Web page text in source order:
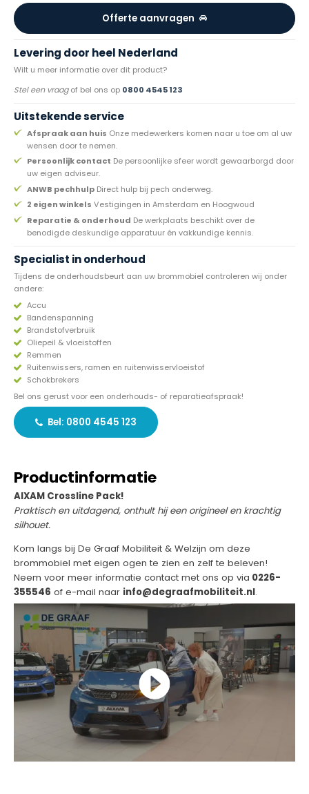
Offerte aanvragen
Levering door heel Nederland
Wilt u meer informatie over dit product?
Stel een vraagof bel ons op 0800 4545 123
Uitstekende service
Afspraak aan huis Onze medewerkers komen naar u toe om al uw
wensen door te nemen.
Persoonlijk contact De persoonlijke sfeer wordt gewaarborgd door
uw eigen adviseur.
ANWB pechhulp Direct hulp bij pech onderweg.
2 eigen winkels Vestigingen in Amsterdam en Hoogwoud
Reparatie & onderhoud De werkplaats beschikt over de
benodigde deskundige apparatuur én vakkundige kennis.
Specialist in onderhoud
Tijdens de onderhoudsbeurt aan uw brommobiel controleren wij onder
andere:
Accu
Bandenspanning
Brandstofverbruik
Oliepeil & vloeistoffen
Remmen
Ruitenwissers, ramen en ruitenwisservloeistof
Schokbrekers
Bel ons gerust voor een onderhouds- of reparatieafspraak!
Bel: 0800 4545 123
Productinformatie
AIXAM Crossline Pack!
Praktisch en uitdagend, onthult hij een origineel en krachtig
silhouet.
Kom langs bij De Graaf Mobiliteit & Welzijn om deze
brommobiel met eigen ogen te zien en zelf te beleven!
Neem voor meer informatie contact met ons op via 0226-
355546 of e-mail naar info@degraafmobiliteit.nl.